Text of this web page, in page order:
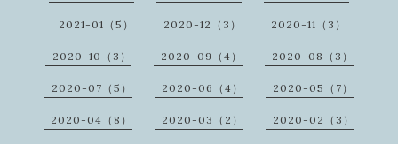
2021-01（5） 2020-12（3） 2020-11（3）
2020-10（3） 2020-09（4） 2020-08（3）
2020-07（5） 2020-06（4） 2020-05（7）
2020-04（8） 2020-03（2） 2020-02（3）